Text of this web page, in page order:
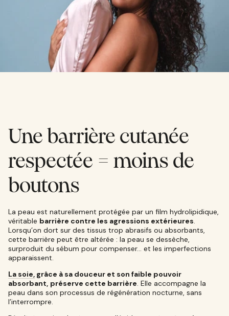
Une barrière cutanée
respectée = moins de
boutons
La peau est naturellement protégée par un film hydrolipidique,
véritable barrière contre les agressions extérieures
Lorsqu’on dort sur des tissus trop abrasifs ou absorbants,
cette barrière peut être altérée : la peau se dessèche,
surproduit du sébum pour compenser… et les imperfections
apparaissent.
La soie, grâce à sa douceur et son faible pouvoir
absorbant, préserve cette barrière . Elle accompagne la
peau dans son processus de régénération nocturne, sans
l’interrompre.